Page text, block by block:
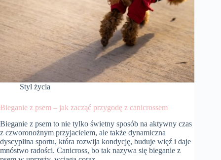
Styl życia
Bieganie z psem – jak zacząć przygodę z canicrossem
Bieganie z psem to nie tylko świetny sposób na aktywny czas
z czworonożnym przyjacielem, ale także dynamiczna
dyscyplina sportu, która rozwija kondycję, buduje więź i daje
mnóstwo radości. Canicross, bo tak nazywa się bieganie z